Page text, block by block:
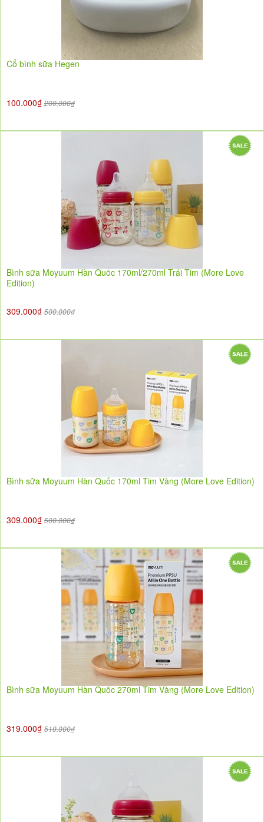
Cổ bình sữa Hegen
100.000₫ 200.000₫
Bình sữa Moyuum Hàn Quốc 170ml/270ml Trái Tim (More Love
Edition)
309.000₫ 500.000₫
Bình sữa Moyuum Hàn Quốc 170ml Tim Vàng (More Love Edition)
309.000₫ 500.000₫
Bình sữa Moyuum Hàn Quốc 270ml Tim Vàng (More Love Edition)
319.000₫ 510.000₫